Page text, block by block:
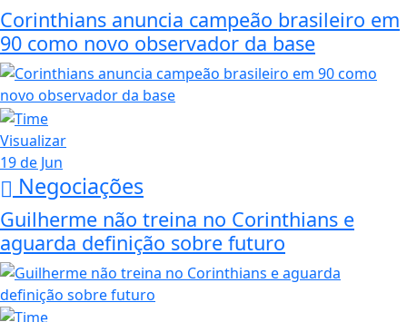
Corinthians anuncia campeão brasileiro em
90 como novo observador da base
Visualizar
19 de Jun
Negociações
Guilherme não treina no Corinthians e
aguarda definição sobre futuro